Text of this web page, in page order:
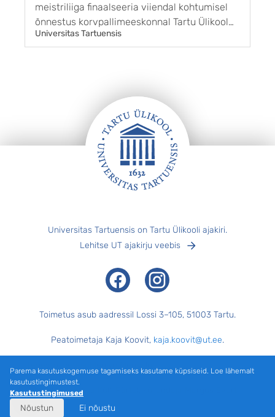
meistriliiga finaalseeria viiendal kohtumisel
õnnestus korvpallimeeskonnal Tartu Ülikool
Maks & Moorits võita BC Kalev/Cramo
võistkonda tulemusega 85 : 65. Sellega sai
Universitas Tartuensis
Universitas Tartuensis on Tartu Ülikooli ajakiri.
Lehitse UT ajakirju veebis
FacebookInstagram
Toimetus asub aadressil Lossi 3–105, 51003 Tartu.
Peatoimetaja Kaja Koovit, kaja.koovit@ut.ee.
Keeletoimetaja Külli Pärtel, küljendaja Margus Evert.
Parema kasutuskogemuse tagamiseks kasutame küpsiseid. Loe lähemalt
kasutustingimustest.
Kasutustingimused
Nõustun Ei nõustu